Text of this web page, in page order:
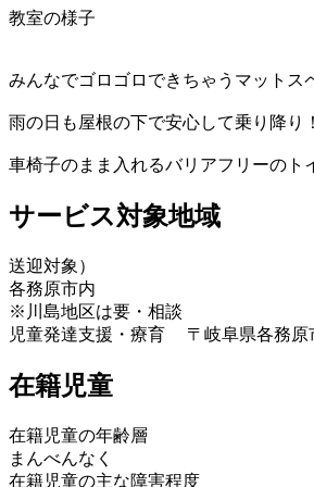
教室の様子
みんなでゴロゴロできちゃうマットス
雨の日も屋根の下で安心して乗り降り！
車椅子のまま入れるバリアフリーのト
サービス対象地域
送迎対象）
各務原市内
※川島地区は要・相談
児童発達支援・療育 〒岐阜県各務原
在籍児童
在籍児童の年齢層
まんべんなく
在籍児童の主な障害程度